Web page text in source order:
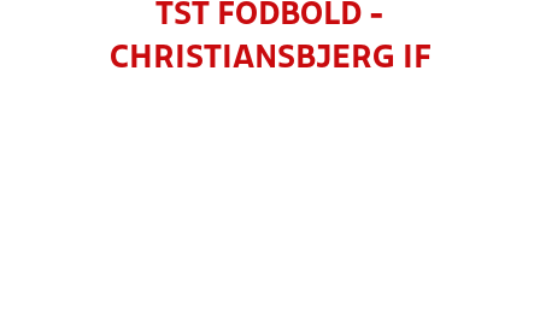
TST FODBOLD -
CHRISTIANSBJERG IF